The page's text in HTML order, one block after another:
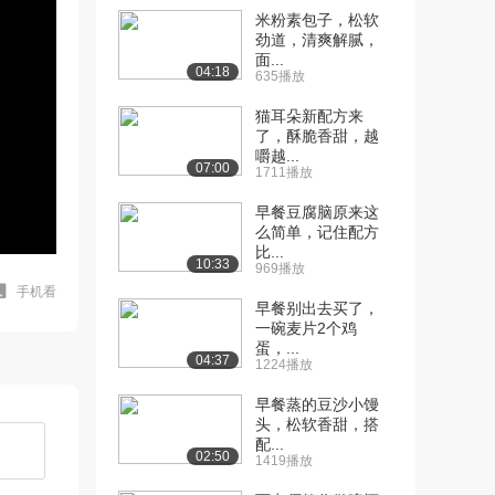
手机看
04:18
米粉素包子，松软
劲道，清爽解腻，
面...
635播放
07:00
猫耳朵新配方来
了，酥脆香甜，越
嚼越...
1711播放
10:33
早餐豆腐脑原来这
么简单，记住配方
比...
969播放
04:37
早餐别出去买了，
一碗麦片2个鸡
蛋，...
1224播放
02:50
早餐蒸的豆沙小馒
头，松软香甜，搭
配...
1419播放